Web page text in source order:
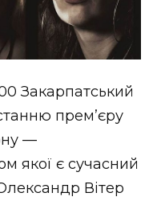
Закарпатський
прем’єру
—
якої є сучасний
Вітер